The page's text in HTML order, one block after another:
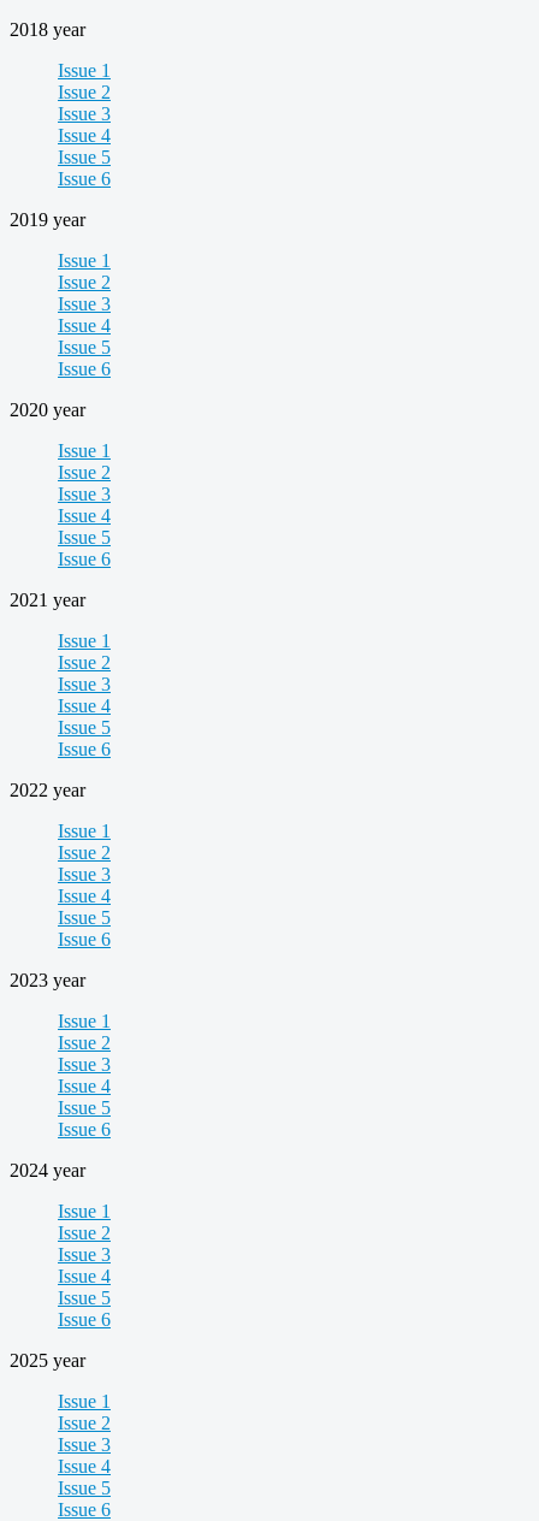
2018 year
Issue 1
Issue 2
Issue 3
Issue 4
Issue 5
Issue 6
2019 year
Issue 1
Issue 2
Issue 3
Issue 4
Issue 5
Issue 6
2020 year
Issue 1
Issue 2
Issue 3
Issue 4
Issue 5
Issue 6
2021 year
Issue 1
Issue 2
Issue 3
Issue 4
Issue 5
Issue 6
2022 year
Issue 1
Issue 2
Issue 3
Issue 4
Issue 5
Issue 6
2023 year
Issue 1
Issue 2
Issue 3
Issue 4
Issue 5
Issue 6
2024 year
Issue 1
Issue 2
Issue 3
Issue 4
Issue 5
Issue 6
2025 year
Issue 1
Issue 2
Issue 3
Issue 4
Issue 5
Issue 6